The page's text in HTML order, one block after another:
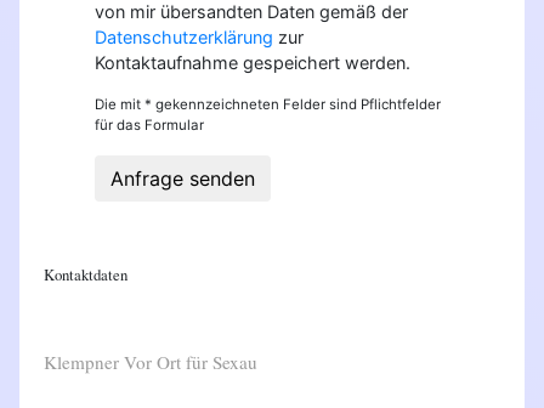
von mir übersandten Daten gemäß der
Datenschutzerklärung zur
Kontaktaufnahme gespeichert werden.
Die mit * gekennzeichneten Felder sind Pflichtfelder
für das Formular
Anfrage senden
Kontaktdaten
Klempner Vor Ort für Sexau